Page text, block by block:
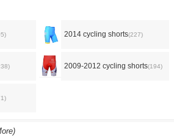
2014 cycling shorts(227)
2009-2012 cycling shorts(194)